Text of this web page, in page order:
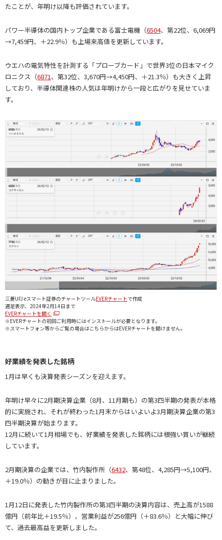
たことが、年明け以降も評価されています。
パワー半導体の国内トップ企業である富士電機（6504、第22位、6,069円
→7,459円、＋22.9％）も上場来高値を更新しています。
ウエハの電気特性を計測する「プローブカード」で世界3位の日本マイク
ロニクス（6871、第32位、3,670円→4,450円、＋21.3％）も大きく上昇
しており、半導体関連株の人気は年明けから一段と広がりを見せていま
す。
三菱UFJ eスマート証券のチャートツールEVERチャートで作成
週足表示、2024年2月14日まで
EVERチャートを開く
※EVERチャートの初回ご利用時にはインストールが必要となります。
※スマートフォン等からご覧の場合はこちらからはEVERチャートを開けません。
好業績を発表した銘柄
1月は早くも決算発表シーズンを迎えます。
年明け早々に2月期決算企業（8月、11月期も）の第3四半期の発表が本格
的に実施され、それが終わった1月末からはいよいよ3月期決算企業の第3
四半期決算が始まります。
12月に続いて1月相場でも、好業績を発表した銘柄には根強い買いが継続
しています。
2月期決算の企業では、竹内製作所（6432、第48位、4,285円→5,100円、
＋19.0％）の動きが目に止まりました。
1月12日に発表した竹内製作所の第3四半期の決算内容は、売上高が1588
億円（前年比＋19.5％）、営業利益が256億円（＋83.6％）と大幅に伸び
て、過去最高益を更新しました。